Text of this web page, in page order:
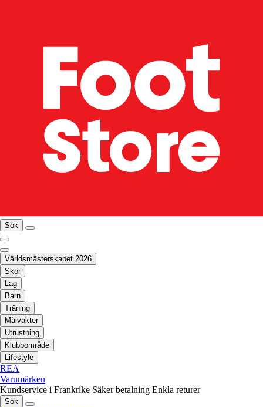
Sök
Världsmästerskapet 2026
Skor
Lag
Barn
Träning
Målvakter
Utrustning
Klubbområde
Lifestyle
REA
Varumärken
Kundservice i Frankrike Säker betalning Enkla returer
Sök